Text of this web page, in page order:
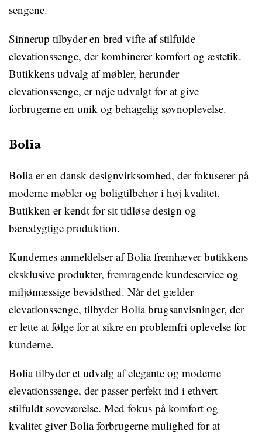
sengene.
Sinnerup tilbyder en bred vifte af stilfulde
elevationssenge, der kombinerer komfort og æstetik.
Butikkens udvalg af møbler, herunder
elevationssenge, er nøje udvalgt for at give
forbrugerne en unik og behagelig søvnoplevelse.
Bolia
Bolia er en dansk designvirksomhed, der fokuserer på
moderne møbler og boligtilbehør i høj kvalitet.
Butikken er kendt for sit tidløse design og
bæredygtige produktion.
Kundernes anmeldelser af Bolia fremhæver butikkens
eksklusive produkter, fremragende kundeservice og
miljømæssige bevidsthed. Når det gælder
elevationssenge, tilbyder Bolia brugsanvisninger, der
er lette at følge for at sikre en problemfri oplevelse for
kunderne.
Bolia tilbyder et udvalg af elegante og moderne
elevationssenge, der passer perfekt ind i ethvert
stilfuldt soveværelse. Med fokus på komfort og
kvalitet giver Bolia forbrugerne mulighed for at